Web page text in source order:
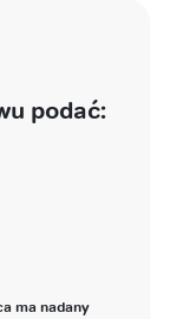
podać:
ma nadany